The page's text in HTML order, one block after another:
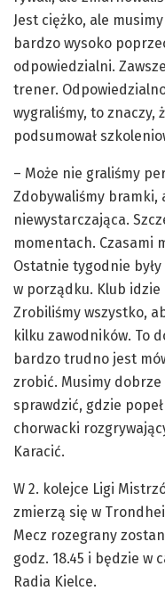
Jest ciężko, ale
bardzo wysoko
odpowiedzialni.
trener.
wygraliśmy, to znaczy,
podsumował
– Może nie graliśmy
Zdobywaliśmy bramki,
niewystarczająca.
momentach. Czasami
Ostatnie tygodnie
w porządku. Klub idzie
Zrobiliśmy wszystko,
kilku zawodników. To
bardzo trudno jest
zrobić. Musimy
sprawdzić, gdzie
chorwacki
Karacić.
W 2. kolejce Ligi
zmierzą się w
Mecz rozegrany
godz. 18.45 i będzie w
Radia Kielce.